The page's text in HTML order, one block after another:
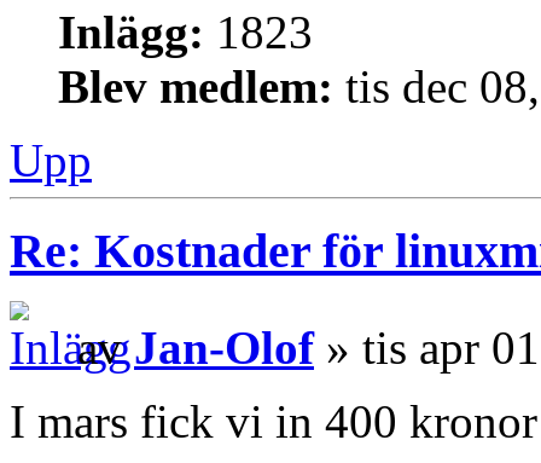
Inlägg: 1823
Blev medlem: tis dec
Upp
Re: Kostnader för
avJan-Olof» tis apr
I mars fick vi in 400